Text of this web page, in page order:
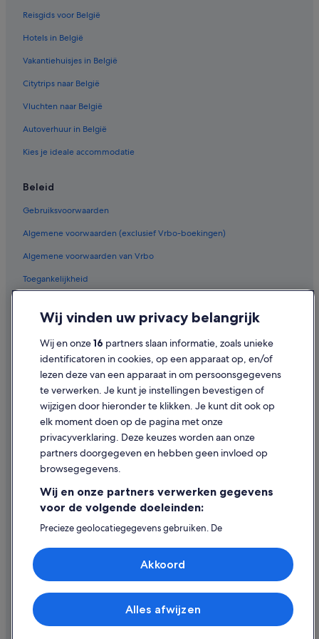
Pensions in Bergen
Hotels in Quaregnon
Hotels in de buurt van Tuin van de burgemeester
Woonboten in Bergen
Hotels in de buurt van Station Jurbeke Erbisoeul
Cottages in Frameries
Hotels in de buurt van Mons Memorial Museum
Hostels in Frameries
Appartementen in Maisières
Hotels in de buurt van Station Havre
Hotels in de buurt van Neolithische vuursteenmijnen in
Spiennes
Kastelen in Bergen
Hotels in Bergen
Lhbtq-Vriendelijke in Frameries
Hotels in de buurt van Station Quaregnon
Hotels in de buurt van Station Ghlin
Campings en stacaravans in Quaregnon
Hotels in Frameries
Reisgids voor België
Hotels in België
Vakantiehuisjes in België
Citytrips naar België
Vluchten naar België
Autoverhuur in België
Kies je ideale accommodatie
Beleid
Gebruiksvoorwaarden
Algemene voorwaarden (exclusief Vrbo-boekingen)
Algemene voorwaarden van Vrbo
Toegankelijkheid
Cookies
Juridische informatie/Contact
Inhoudsrichtlijnen en inhoud rapporteren
Hulp
Ondersteuning
Je boeking wijzigen of annuleren
Restitutieproces en tijdsbestek
Boek een vlucht met airlinetegoed
Expedia, Inc. is niet verantwoordelijk voor de inhoud op externe
websites.
© 2026 Expedia, Inc. - een bedrijf van Expedia Group. Alle rechten
voorbehouden. Expedia en het Expedia-logo zijn handelsmerken of
Wij vinden uw privacy belangrijk
Wij en onze16 partners slaan informatie, zoals unieke
identificatoren in cookies, op een apparaat op, en/of
lezen deze van een apparaat in om persoonsgegevens
te verwerken. Je kunt je instellingen bevestigen of
wijzigen door hieronder te klikken. Je kunt dit ook op
elk moment doen op de pagina met onze
privacyverklaring. Deze keuzes worden aan onze
partners doorgegeven en hebben geen invloed op
browsegegevens.
Wij en onze partners verwerken gegevens
voor de volgende doeleinden:
Precieze geolocatiegegevens gebruiken. De
Informatie op een apparaat opslaan en/of openen.
Gepersonaliseerde advertenties en content, advertentie-
en contentmetingen, doelgroepenonderzoek en
Partnerlijst (derden)Alles afwijzen
Akkoord